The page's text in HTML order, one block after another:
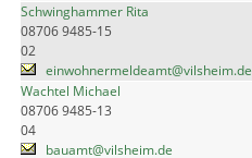
Schwinghammer Rita
08706 9485-15
02
einwohnermeldeamt@vilsheim.de
Wachtel Michael
08706 9485-13
04
bauamt@vilsheim.de